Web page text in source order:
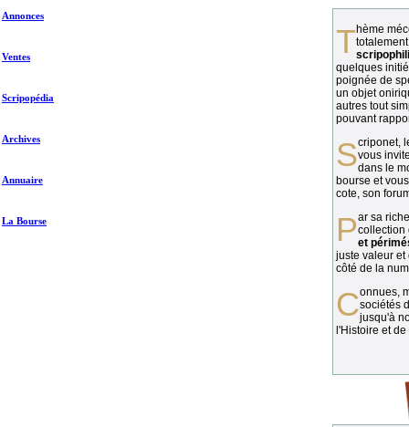
Annonces
Ventes
Scripopédia
Archives
Annuaire
La Bourse
Thème méconnu des collectionneurs et
quelques
poignée de
un objet
autres tout
pouvant
vous
dans le
bourse et
cote, son
Par sa richesse et sa diversité, lacollection
et
juste valeur et
côté de la
Connues, méconnues, ou inconnues, lessociétés
jusqu'à
l'Histoire et